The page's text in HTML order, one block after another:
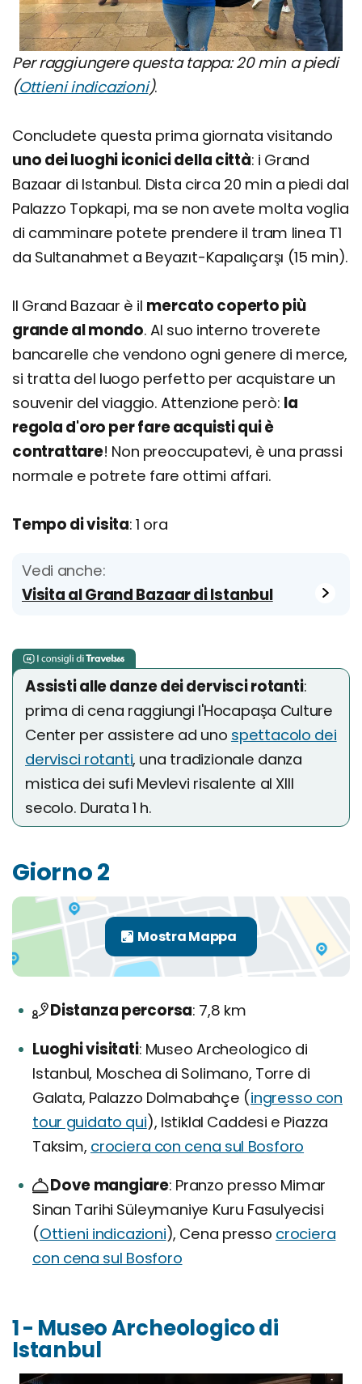
Per raggiungere questa tappa: 20 min a piedi
(Ottieni indicazioni).
Concludete questa prima giornata visitando
uno dei luoghi iconici della città: i Grand
Bazaar di Istanbul. Dista circa 20 min a piedi dal
Palazzo Topkapi, ma se non avete molta voglia
di camminare potete prendere il tram linea T1
da Sultanahmet a Beyazıt-Kapalıçarşı (15 min).
Il Grand Bazaar è il mercato coperto più
grande al mondo. Al suo interno troverete
bancarelle che vendono ogni genere di merce,
si tratta del luogo perfetto per acquistare un
souvenir del viaggio. Attenzione però: la
regola d'oro per fare acquisti qui è
contrattare! Non preoccupatevi, è una prassi
normale e potrete fare ottimi affari.
Tempo di visita: 1 ora
Vedi anche:
Visita al Grand Bazaar di Istanbul
Assisti alle danze dei dervisci rotanti:
prima di cena raggiungi l'Hocapaşa Culture
Center per assistere ad uno spettacolo dei
dervisci rotanti, una tradizionale danza
mistica dei sufi Mevlevi risalente al XIII
secolo. Durata 1 h.
Giorno 2
Distanza percorsa 7,8 km
Luoghi visitati Museo Archeologico di
Istanbul, Moschea di Solimano, Torre di
Galata, Palazzo Dolmabahçe (ingresso con
tour guidato qui), Istiklal Caddesi e Piazza
Taksim, crociera con cena sul Bosforo
Dove mangiare Pranzo presso Mimar
Sinan Tarihi Süleymaniye Kuru Fasulyecisi
(Ottieni indicazioni), Cena presso crociera
con cena sul Bosforo
1 - Museo Archeologico di
Istanbul